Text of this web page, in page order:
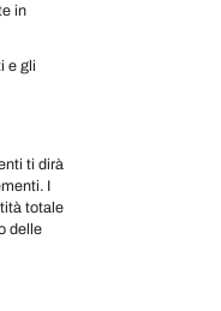
in
e gli
ti dirà
I
totale
delle